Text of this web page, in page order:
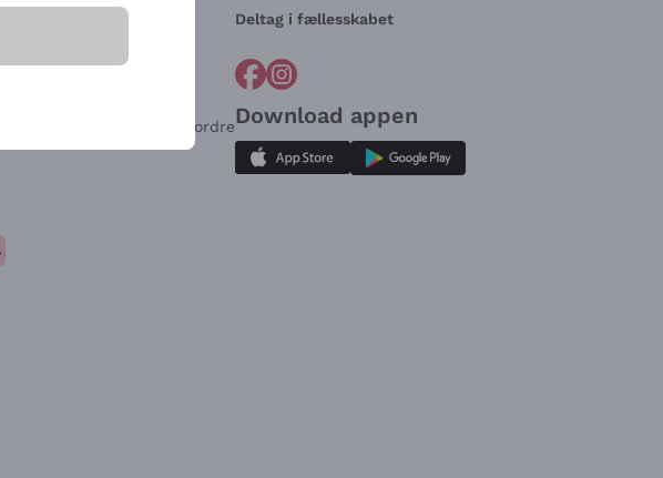
Kundeservice
Fortrydelsesformular for ordre
Deltag i fællesskabet
Download appen